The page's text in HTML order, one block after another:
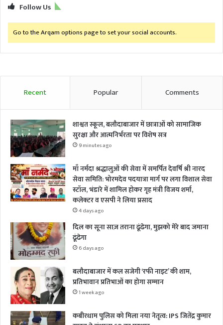
Follow Us
Go to the Arqam options page to set your social accounts.
Recent Popular Comments
शाश्वत स्कूल, बलौदाबाजार में छात्राओं को सामाजिक
सुरक्षा और आत्मनिर्भरता पर विशेष सत्र
9 minutes ago
माँ नर्मदा श्रद्धालुओं की सेवा में समर्पित देवर्षि श्री नारद
सेवा समिति: भोरमदेव पदयात्रा मार्ग पर लगा विशाल सेवा
स्टॉल, भंडारे में शामिल होकर गृह मंत्री विजय शर्मा,
कलेक्टर व एसपी ने लिया प्रसाद
4 days ago
दिल का सूना साज़ तराना ढूंढेगा, मुझको मेरे बाद जमाना
ढूंढेगा
6 days ago
बलौदाबाजार में कल सजेगी ‘रफी नाइट’ की शाम,
प्रतिभावान प्रतिभाओं का होगा सम्मान
1 week ago
कबीरधाम पुलिस को मिला नया नेतृत्व: IPS जितेंद्र कुमार